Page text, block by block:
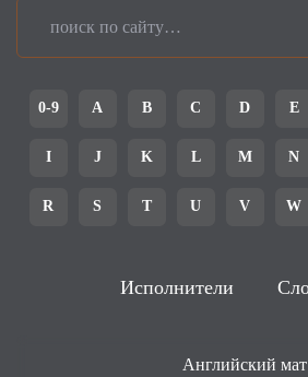
0-9 A B C D E
I J K L M N
R S T U V W
Исполнители
Английский мат